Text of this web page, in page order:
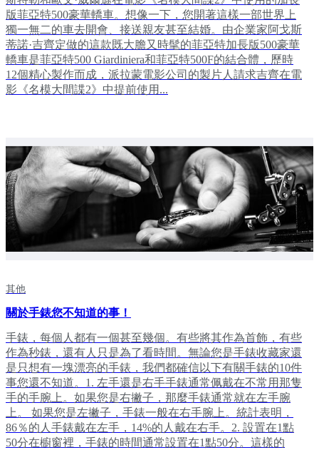
版菲亞特500豪華轎車。想像一下，您開著這樣一部世界上
獨一無二的車去開會、接送親友甚至結婚。由企業家阿戈斯
蒂諾·吉齊定做的這款既大膽又時髦的菲亞特加長版500豪華
轎車是菲亞特500 Giardiniera和菲亞特500F的結合體，歷時
12個精心製作而成，派拉蒙電影公司的製片人請求吉齊在電
影《名模大間諜2》中提前使用...
其他
關於手錶您不知道的事！
手錶，每個人都有一個甚至幾個。有些將其作為首飾，有些
作為秒錶，還有人只是為了看時間。無論您是手錶收藏家還
是只想有一塊漂亮的手錶，我們都確信以下有關手錶的10件
事您還不知道。1. 左手還是右手手錶通常佩戴在不常用那隻
手的手腕上。如果您是右撇子，那麼手錶通常就在左手腕
上。 如果您是左撇子，手錶一般在右手腕上。統計表明，
86％的人手錶戴在左手，14%的人戴在右手。2. 設置在1點
50分在櫥窗裡，手錶的時間通常設置在1點50分。這樣的